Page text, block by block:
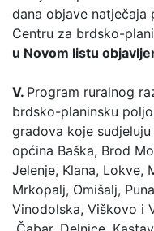
dana objave natječaja
Centru za brdsko-
u Novom listu
V. Program ruralnog
brdsko-planinsku
gradova koje
općina Baška, Brod
Jelenje, Klana, Lokve,
Mrkopalj, Omišalj,
Vinodolska, Viškovo i